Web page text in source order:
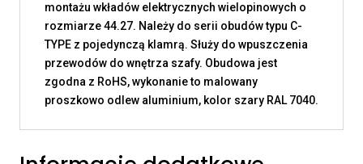
montażu wkładów elektrycznych wielopinowych o
rozmiarze 44.27. Należy do serii obudów typu C-
TYPE z pojedynczą klamrą. Służy do wpuszczenia
przewodów do wnętrza szafy. Obudowa jest
zgodna z RoHS, wykonanie to malowany
proszkowo odlew aluminium, kolor szary RAL 7040.